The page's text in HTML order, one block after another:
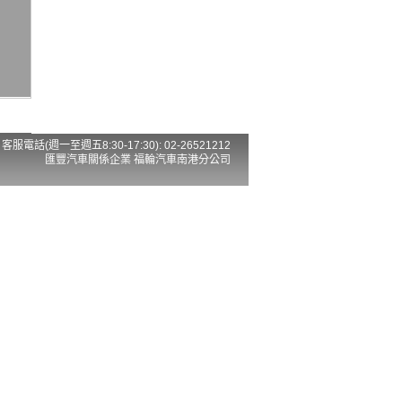
客服電話(週一至週五8:30-17:30): 02-26521212
匯豐汽車關係企業 福輪汽車南港分公司